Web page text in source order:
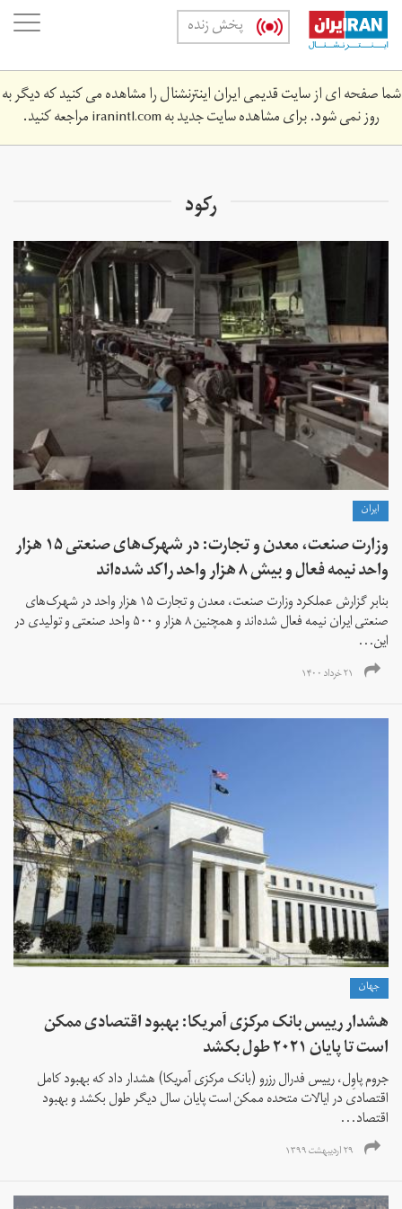
Skip
main
content
پخش زنده
شما صفحه ای از سایت قدیمی ایران اینترنشنال را مشاهده می کنید که دیگر به
روز نمی شود. برای مشاهده سایت جدید بهiranintl.comمراجعه کنید.
رکود
ايران
وزارت صنعت، معدن و تجارت: در شهرک‌های صنعتی ۱۵ هزار
واحد نیمه فعال و بیش ۸ هزار واحد راکد شده‌اند
بنابر گزارش عملکرد وزارت صنعت، معدن و تجارت ۱۵ هزار واحد در شهرک‌های
صنعتی ایران نیمه فعال شده‌اند و همچنین ۸ هزار و ۵۰۰ واحد صنعتی و تولیدی در
این...
۲۱ خرداد ۱۴۰۰
جهان
هشدار رییس بانک مرکزی آمریکا: بهبود اقتصادی ممکن
است تا پایان ۲۰۲۱ طول بکشد
جروم پاوِل، رییس فدرال رزرو (بانک مرکزی آمریکا) هشدار داد که بهبود کامل
اقتصادی در ایالات متحده ممکن است پایان سال دیگر طول بکشد و بهبود
اقتصاد...
۲۹ اردیبهشت ۱۳۹۹